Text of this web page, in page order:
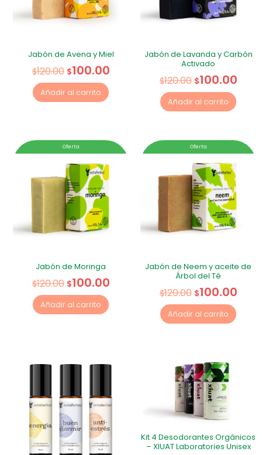
Jabón de Avena y Miel
$120.00 $100.00
Añadir al carrito
Jabón de Lavanda y Carbón
Activado
$120.00 $100.00
Añadir al carrito
Oferta
Jabón de Moringa
$120.00 $100.00
Añadir al carrito
Oferta
Jabón de Neem y aceite de
Árbol del Té
$120.00 $100.00
Añadir al carrito
Kit 4 Desodorantes Orgánicos
– XIUAT Laboratories Unisex